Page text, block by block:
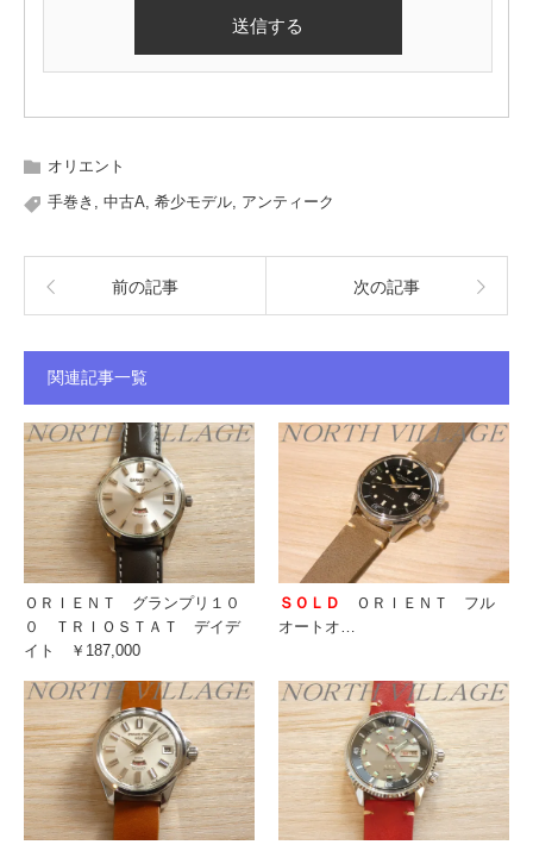
オリエント
手巻き , 中古A, 希少モデル, アンティーク
前の記事 次の記事
関連記事一覧
ＯＲＩＥＮＴ グランプリ１０
０ ＴＲＩＯＳＴＡＴ デイデ
イト ￥187,000
ＳＯＬＤ
ＯＲＩＥＮＴ フル
オートオ…